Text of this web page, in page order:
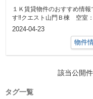
１Ｋ賃貸物件のおすすめ情報
す‼クエスト山門Ｂ棟 空室：
106・207宇部市山門５丁目
2024-04-23
物件
該当公開件
タグ一覧